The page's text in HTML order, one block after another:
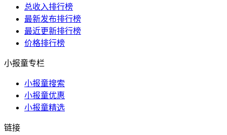
总收入排行榜
最新发布排行榜
最近更新排行榜
价格排行榜
小报童专栏
小报童搜索
小报童优惠
小报童精选
链接